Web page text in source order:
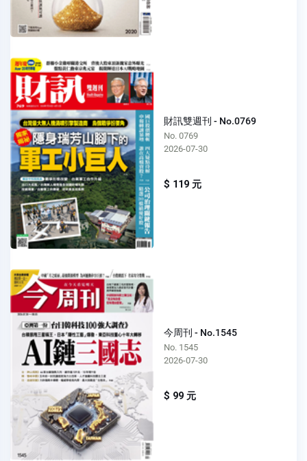
財訊雙週刊 - No.0769
No. 0769
2026-07-30
$ 119 元
今周刊 - No.1545
No. 1545
2026-07-30
$ 99 元